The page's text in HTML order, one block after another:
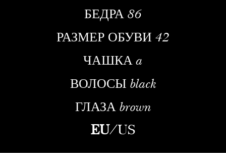
БЕДРА 86
РАЗМЕР ОБУВИ 42
ЧАШКА a
ВОЛОСЫ black
ГЛАЗА brown
EU/US